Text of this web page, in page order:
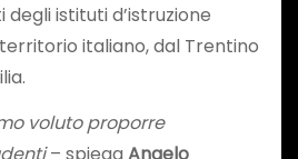
istituti d’istruzione
italiano, dal Trentino
voluto proporre